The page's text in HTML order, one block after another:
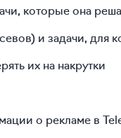
которые она
и задачи, для
их на накрутки
о рекламе в